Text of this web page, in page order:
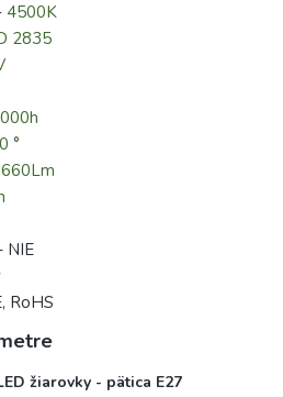
4500K
2835
°
660Lm
NIE
RoHS
žiarovky - pätica E27